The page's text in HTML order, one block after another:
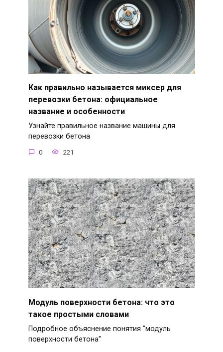
Как правильно называется миксер для
перевозки бетона: официальное
название и особенности
Узнайте правильное название машины для
перевозки бетона
0 221
Модуль поверхности бетона: что это
такое простыми словами
Подробное объяснение понятия "модуль
поверхности бетона"